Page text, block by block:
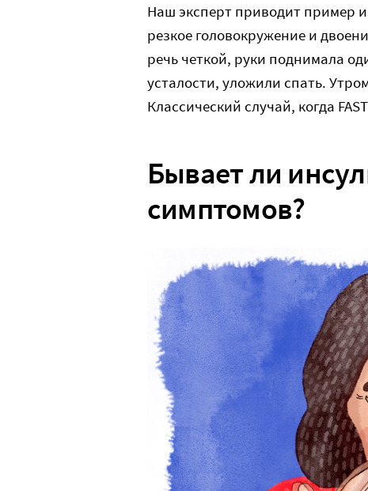
Наш эксперт приводит пример
резкое головокружение и
речь четкой, руки поднимала
усталости, уложили спать.
Классический случай, когда
Бывает ли
симптомов?